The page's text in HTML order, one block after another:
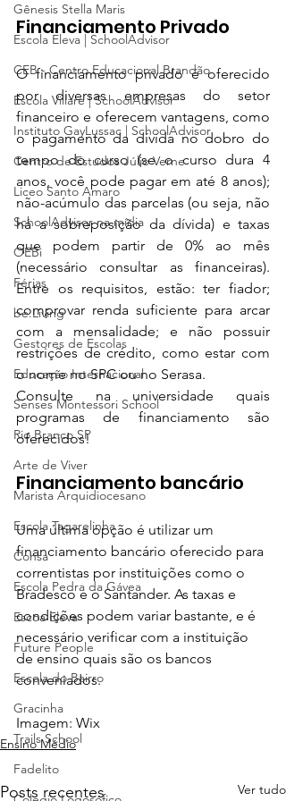
Gênesis Stella Maris
Escola Eleva | SchoolAdvisor
CEB - Centro Educacional Brandão
Escola Villare | SchoolAdvisor
Instituto GayLussac | SchoolAdvisor
Centro de Estudos Júlio Verne
Liceo Santo Amaro
SchoolAdvisor na mídia
OEBi
Férias
be.Living
Gestores de Escolas
Educação Internacional
Senses Montessori School
Rio Branco SP
Arte de Viver
Marista Arquidiocesano
Escola Tagarelinha
Consa
Escola Pedra da Gávea
Escoa Eleva
Future People
Escola do Bairro
Gracinha
Trails School
Fadelito
Financiamento Privado
O financiamento privado é oferecido
por diversas empresas do setor
financeiro e oferecem vantagens, como
o pagamento da dívida no dobro do
tempo do curso (se o curso dura 4
anos, você pode pagar em até 8 anos);
não-acúmulo das parcelas (ou seja, não
há a sobreposição da dívida) e taxas
que podem partir de 0% ao mês
(necessário consultar as financeiras).
Entre os requisitos, estão: ter fiador;
comprovar renda suficiente para arcar
com a mensalidade; e não possuir
restrições de crédito, como estar com
o nome no SPC ou no Serasa.
Consulte na universidade quais
programas de financiamento são
oferecidos!
Financiamento bancário
Uma última opção é utilizar um
financiamento bancário oferecido para
correntistas por instituições como o
Bradesco e o Santander. As taxas e
condições podem variar bastante, e é
necessário verificar com a instituição
de ensino quais são os bancos
conveniados.
Imagem: Wix
Ensino Médio
Posts recentes Ver tudo